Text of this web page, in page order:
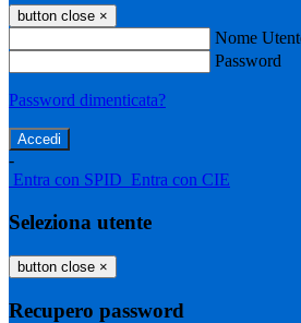
button close ×
Nome
Password
Password dimenticata?
-
Entra con SPID Entra con CIE
Seleziona utente
button close ×
Recupero password